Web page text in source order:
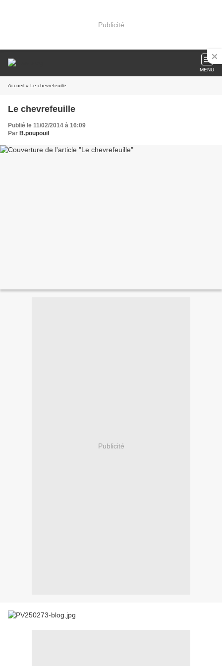
Publicité
MENU
Accueil » Le chevrefeuille
Le chevrefeuille
Publié le 11/02/2014 à 16:09
Par B.poupouil
Publicité